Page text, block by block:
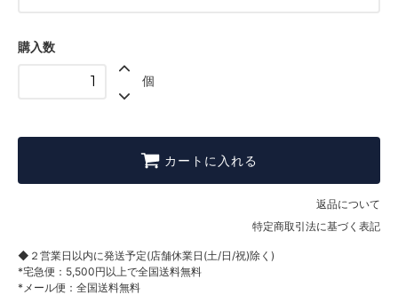
購入数
個
カートに入れる
返品について
特定商取引法に基づく表記
◆２営業日以内に発送予定(店舗休業日(土/日/祝)除く)
*宅急便：5,500円以上で全国送料無料
*メール便：全国送料無料